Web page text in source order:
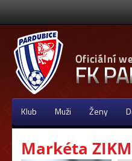
Klub Muži Ženy
Markéta